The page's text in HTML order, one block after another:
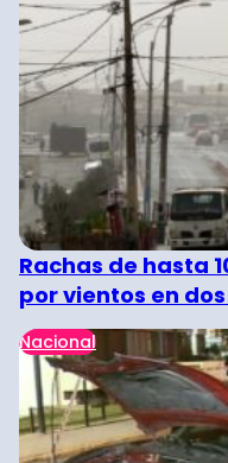
Rachas de hasta
por vientos en
Nacional